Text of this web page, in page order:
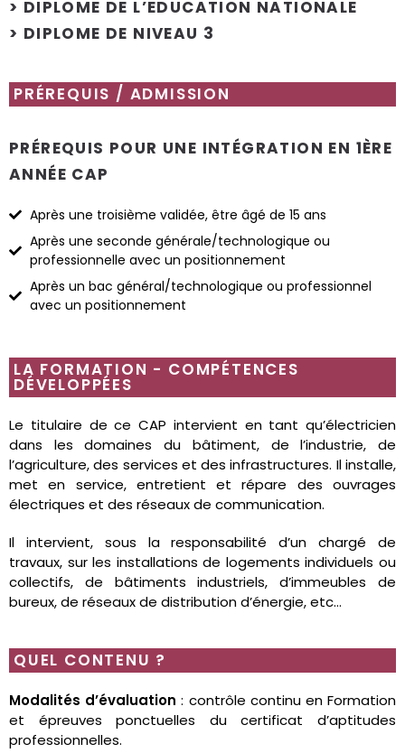
> DIPLOME DE L’EDUCATION NATIONALE
> DIPLOME DE NIVEAU 3
PRÉREQUIS / ADMISSION
PRÉREQUIS POUR UNE INTÉGRATION EN 1ÈRE
ANNÉE CAP
Après une troisième validée, être âgé de 15 ans
Après une seconde générale/technologique ou
professionnelle avec un positionnement
Après un bac général/technologique ou professionnel
avec un positionnement
LA FORMATION - COMPÉTENCES
DÉVELOPPÉES
Le titulaire de ce CAP intervient en tant qu’électricien
dans les domaines du bâtiment, de l’industrie, de
l’agriculture, des services et des infrastructures. Il installe,
met en service, entretient et répare des ouvrages
électriques et des réseaux de communication.
Il intervient, sous la responsabilité d’un chargé de
travaux, sur les installations de logements individuels ou
collectifs, de bâtiments industriels, d’immeubles de
bureux, de réseaux de distribution d’énergie, etc…
QUEL CONTENU ?
Modalités d’évaluation : contrôle continu en Formation
et épreuves ponctuelles du certificat d’aptitudes
professionnelles.